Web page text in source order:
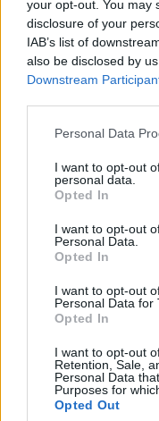
your opt-out. You may
disclosure of your
IAB’s list of
also be disclosed by
Downstream
Personal Data
I want to opt-out
personal data.
Opted In
I want to opt-out
Personal Data.
Opted In
I want to opt-out
Personal Data for
Opted In
I want to opt-out
Retention, Sale,
Personal Data
Purposes for
Opted Out